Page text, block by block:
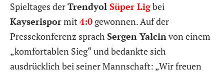
Spieltages derTrendyol Süper Ligbei
Kayserispormit 4:0 gewonnen. Auf der
Pressekonferenz sprachSergen Yalcinvon einem
„komfortablen Sieg“ und bedankte sich
ausdrücklich bei seiner Mannschaft: „Wir freuen